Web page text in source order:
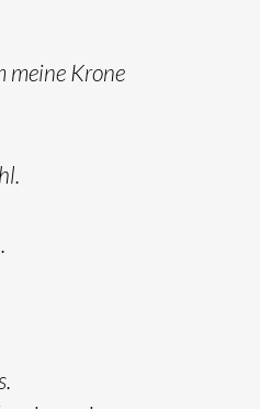
meine Krone